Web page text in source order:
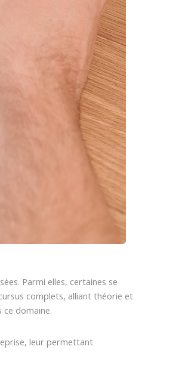
Parmi elles, certaines se
complets, alliant théorie et
domaine.
leur permettant